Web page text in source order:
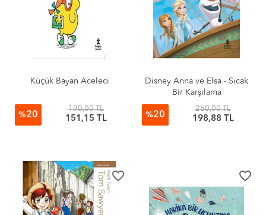
Küçük Bayan Aceleci
%20
190,00 TL
151,15 TL
Disney Anna ve Elsa - Sıcak
Bir Karşılama
%20
250,00 TL
198,88 TL
favorite_border favorite_border